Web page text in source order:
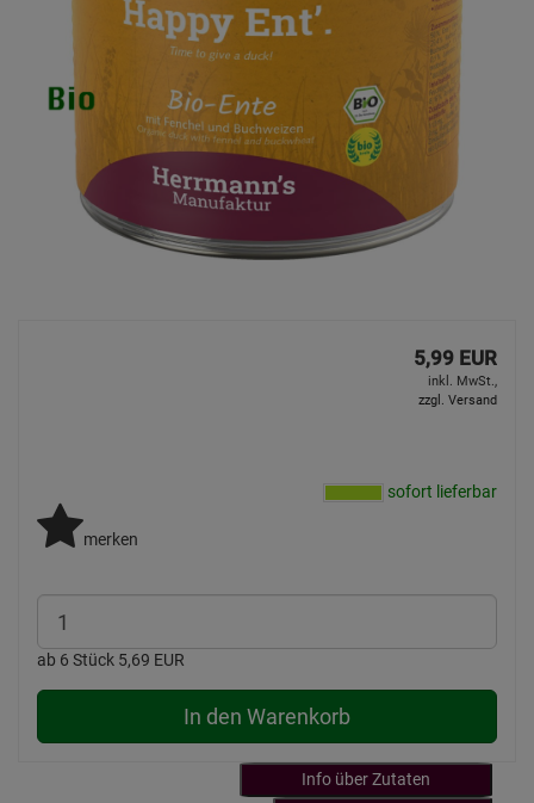
5,99 EUR
inkl. MwSt.,
zzgl. Versand
sofort lieferbar
merken
ab 6 Stück 5,69 EUR
In den Warenkorb
Info über Zutaten